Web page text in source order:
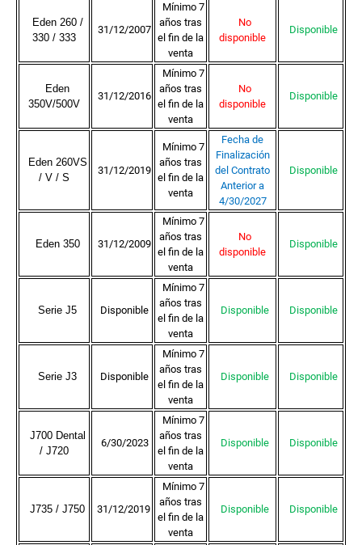
Eden 260 /
330 / 333
31/12/2007
Mínimo 7
años tras
el fin de la
venta
No
disponible
Disponible
Eden
350V/500V
31/12/2016
Mínimo 7
años tras
el fin de la
venta
No
disponible
Disponible
Eden 260VS
/ V / S
31/12/2019
Mínimo 7
años tras
el fin de la
venta
Fecha de
Finalización
del Contrato
Anterior a
4/30/2027
Disponible
Eden 350 31/12/2009
Mínimo 7
años tras
el fin de la
venta
No
disponible
Disponible
Serie J5 Disponible
Mínimo 7
años tras
el fin de la
venta
Disponible Disponible
Serie J3 Disponible
Mínimo 7
años tras
el fin de la
venta
Disponible Disponible
J700 Dental
/ J720
6/30/2023
Mínimo 7
años tras
el fin de la
venta
Disponible Disponible
J735 / J750 31/12/2019
Mínimo 7
años tras
el fin de la
venta
Disponible Disponible